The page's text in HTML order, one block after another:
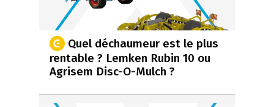
Quel déchaumeur est le plus
rentable ? Lemken Rubin 10 ou
Agrisem Disc-O-Mulch ?